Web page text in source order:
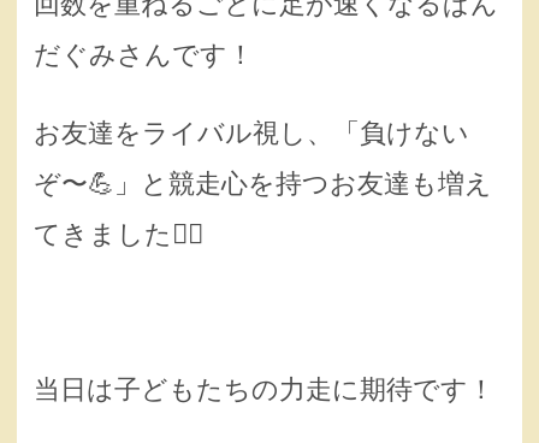
だぐみさんです！
お友達をライバル視し、「負けない
ぞ〜💪」と競走心を持つお友達も増え
てきました︎︎👍🏻︎︎
当日は子どもたちの力走に期待です！